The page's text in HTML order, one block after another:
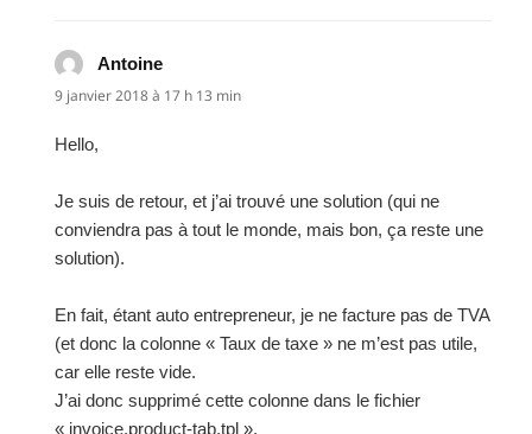
Antoine
9 janvier 2018 à 17 h 13 min
Hello,
Je suis de retour, et j’ai trouvé une solution (qui ne
conviendra pas à tout le monde, mais bon, ça reste une
solution).
En fait, étant auto entrepreneur, je ne facture pas de TVA
(et donc la colonne « Taux de taxe » ne m’est pas utile,
car elle reste vide.
J’ai donc supprimé cette colonne dans le fichier
« invoice.product-tab.tpl ».